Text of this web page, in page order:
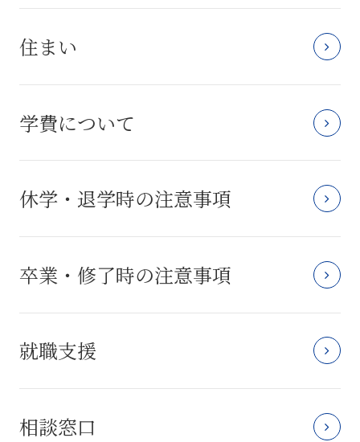
住まい
学費について
休学・退学時の注意事項
卒業・修了時の注意事項
就職支援
相談窓口